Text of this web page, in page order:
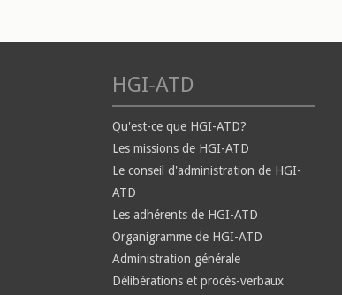
HGI-ATD
Qu'est-ce que HGI-ATD?
Les missions de HGI-ATD
Le conseil d'administration de HGI-
ATD
Les adhérents de HGI-ATD
Organigramme de HGI-ATD
Administration générale
Délibérations et procès-verbaux